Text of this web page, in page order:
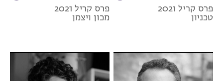
פרס קריל 2021
טכניון
פרס קריל 2021
מכון ויצמן